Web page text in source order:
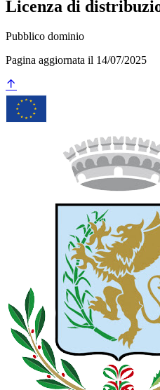
Licenza di
Pubblico dominio
Pagina aggiornata il 14/07/2025